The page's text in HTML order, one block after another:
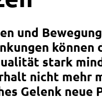
und
können
stark
nicht mehr
Gelenk neue